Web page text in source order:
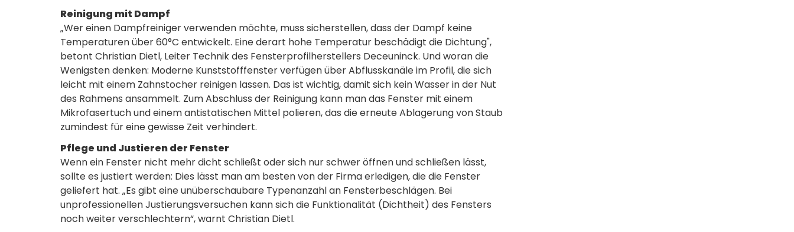
Reinigung mit Dampf
„Wer einen Dampfreiniger verwenden möchte, muss sicherstellen, dass der Dampf keine
Temperaturen über 60°C entwickelt. Eine derart hohe Temperatur beschädigt die Dichtung",
betont Christian Dietl, Leiter Technik des Fensterprofilherstellers Deceuninck. Und woran die
Wenigsten denken: Moderne Kunststofffenster verfügen über Abflusskanäle im Profil, die sich
leicht mit einem Zahnstocher reinigen lassen. Das ist wichtig, damit sich kein Wasser in der Nut
des Rahmens ansammelt. Zum Abschluss der Reinigung kann man das Fenster mit einem
Mikrofasertuch und einem antistatischen Mittel polieren, das die erneute Ablagerung von Staub
zumindest für eine gewisse Zeit verhindert.
Pflege und Justieren der Fenster
Wenn ein Fenster nicht mehr dicht schließt oder sich nur schwer öffnen und schließen lässt,
sollte es justiert werden: Dies lässt man am besten von der Firma erledigen, die die Fenster
geliefert hat. „Es gibt eine unüberschaubare Typenanzahl an Fensterbeschlägen. Bei
unprofessionellen Justierungsversuchen kann sich die Funktionalität (Dichtheit) des Fensters
noch weiter verschlechtern“, warnt Christian Dietl.